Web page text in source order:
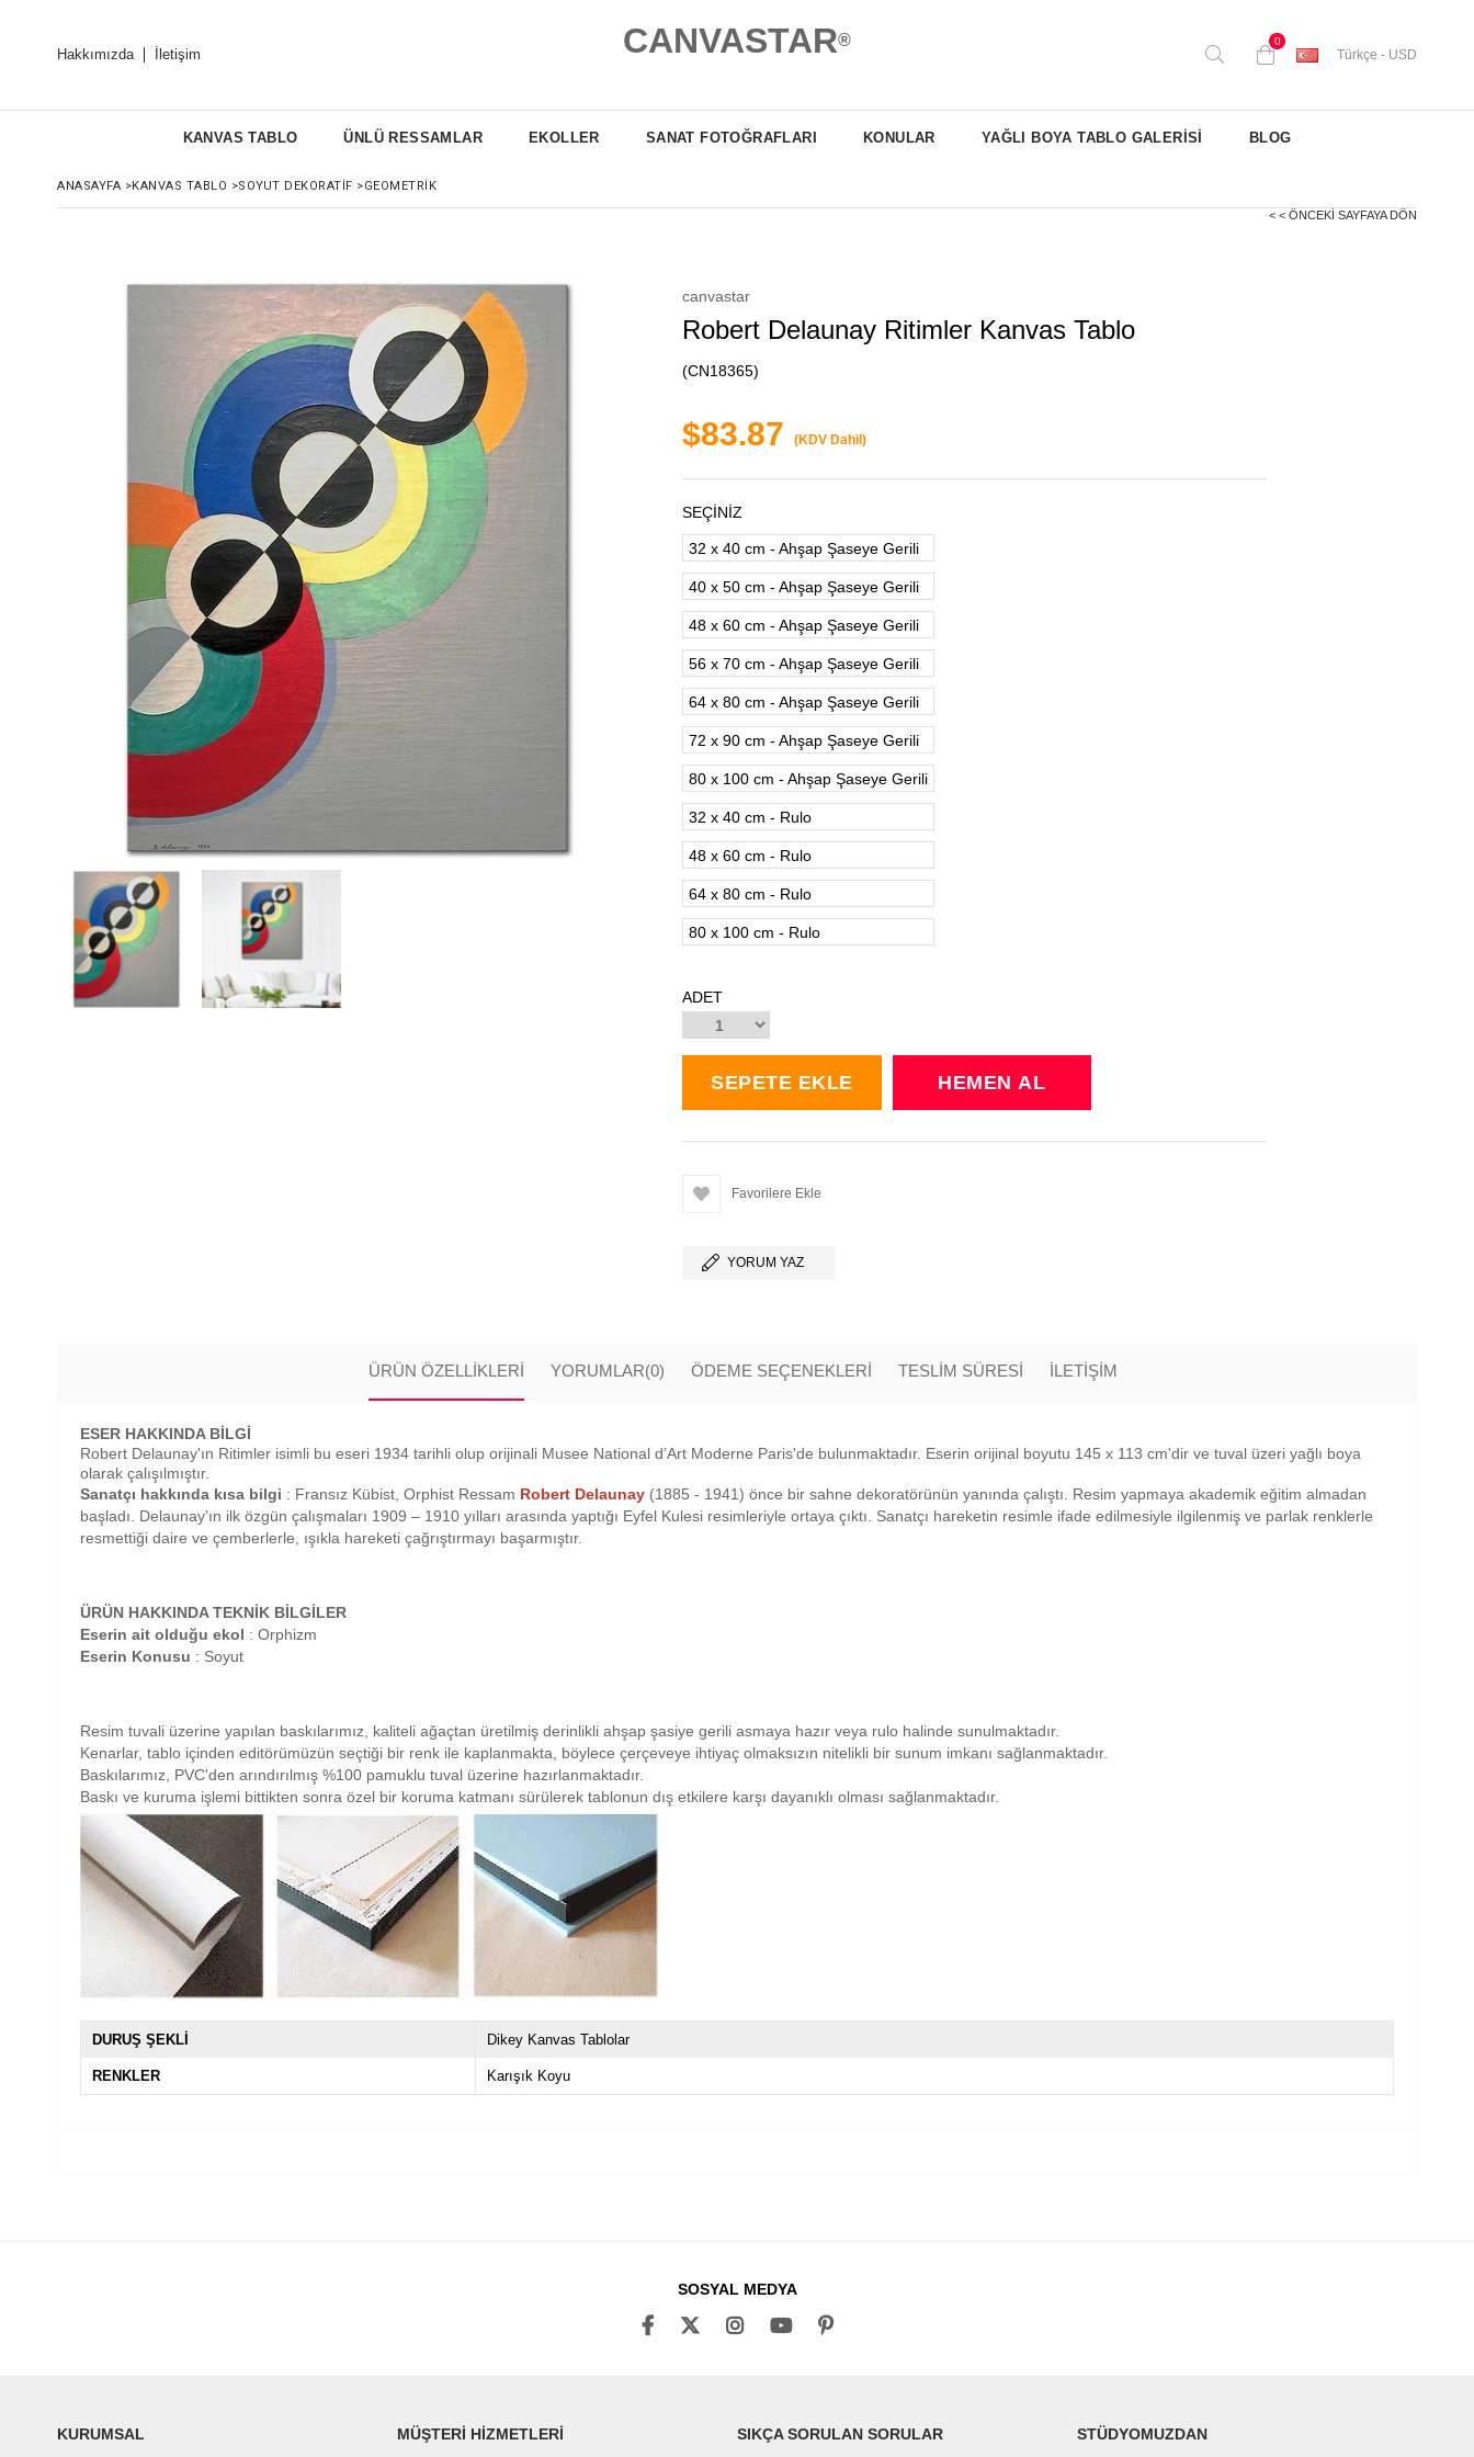
Hakkımızda İletişim CANVASTAR® 0
Türkçe - USD
KANVAS TABLO ÜNLÜ RESSAMLAR EKOLLER SANAT FOTOĞRAFLARI KONULAR YAĞLI BOYA TABLO GALERİSİ BLOG
ANASAYFA >KANVAS TABLO >SOYUT DEKORATIF >GEOMETRIK
< < ÖNCEKI SAYFAYA DÖN
canvastar
Robert Delaunay Ritimler Kanvas Tablo
(CN18365)
$83.87 (KDV Dahil)
SEÇİNİZ
32 x 40 cm - Ahşap Şaseye Gerili
40 x 50 cm - Ahşap Şaseye Gerili
48 x 60 cm - Ahşap Şaseye Gerili
56 x 70 cm - Ahşap Şaseye Gerili
64 x 80 cm - Ahşap Şaseye Gerili
72 x 90 cm - Ahşap Şaseye Gerili
80 x 100 cm - Ahşap Şaseye Gerili
32 x 40 cm - Rulo
48 x 60 cm - Rulo
64 x 80 cm - Rulo
80 x 100 cm - Rulo
ADET
Favorilere Ekle
YORUM YAZ
ÜRÜN ÖZELLIKLERI YORUMLAR(0) ÖDEME SEÇENEKLERI TESLİM SÜRESİ İLETİŞİM
ESER HAKKINDA BİLGİ
Robert Delaunay'ın Ritimler isimli bu eseri 1934 tarihli olup orijinali Musee National d’Art Moderne Paris'de bulunmaktadır. Eserin orijinal boyutu 145 x 113 cm'dir ve tuval üzeri yağlı boya
olarak çalışılmıştır.
Sanatçı hakkında kısa bilgi : Fransız Kübist, Orphist Ressam Robert Delaunay (1885 - 1941) önce bir sahne dekoratörünün yanında çalıştı. Resim yapmaya akademik eğitim almadan
başladı. Delaunay’ın ilk özgün çalışmaları 1909 – 1910 yılları arasında yaptığı Eyfel Kulesi resimleriyle ortaya çıktı. Sanatçı hareketin resimle ifade edilmesiyle ilgilenmiş ve parlak renklerle
resmettiği daire ve çemberlerle, ışıkla hareketi çağrıştırmayı başarmıştır.
ÜRÜN HAKKINDA TEKNİK BİLGİLER
Eserin ait olduğu ekol : Orphizm
Eserin Konusu : Soyut
Resim tuvali üzerine yapılan baskılarımız, kaliteli ağaçtan üretilmiş derinlikli ahşap şasiye gerili asmaya hazır veya rulo halinde sunulmaktadır.
Kenarlar, tablo içinden editörümüzün seçtiği bir renk ile kaplanmakta, böylece çerçeveye ihtiyaç olmaksızın nitelikli bir sunum imkanı sağlanmaktadır.
Baskılarımız, PVC'den arındırılmış %100 pamuklu tuval üzerine hazırlanmaktadır.
Baskı ve kuruma işlemi bittikten sonra özel bir koruma katmanı sürülerek tablonun dış etkilere karşı dayanıklı olması sağlanmaktadır.
DURUŞ ŞEKLİ Dikey Kanvas Tablolar
RENKLER Karışık Koyu
SOSYAL MEDYA
KURUMSAL MÜŞTERİ HİZMETLERİ SIKÇA SORULAN SORULAR STÜDYOMUZDAN